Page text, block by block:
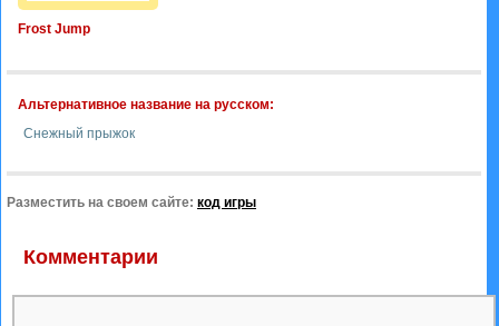
Frost Jump
Альтернативное название на русском:
Снежный прыжок
Разместить на своем сайте: код игры
Комментарии